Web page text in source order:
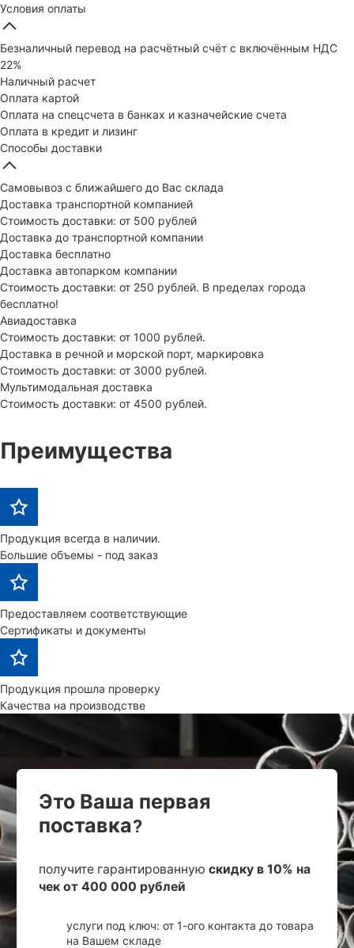
Условия оплаты
Безналичный перевод на расчётный счёт с включённым НДС
22%
Наличный расчет
Оплата картой
Оплата на спецсчета в банках и казначейские счета
Оплата в кредит и лизинг
Способы доставки
Самовывоз с ближайшего до Вас склада
Доставка транспортной компанией
Стоимость доставки: от 500 рублей
Доставка до транспортной компании
Доставка бесплатно
Доставка автопарком компании
Стоимость доставки: от 250 рублей. В пределах города
бесплатно!
Авиадоставка
Стоимость доставки: от 1000 рублей.
Доставка в речной и морской порт, маркировка
Стоимость доставки: от 3000 рублей.
Мультимодальная доставка
Стоимость доставки: от 4500 рублей.
Преимущества
Продукция всегда в наличии.
Большие объемы - под заказ
Предоставляем соответствующие
Сертификаты и документы
Продукция прошла проверку
Качества на производстве
Это Ваша первая
поставка?
получите гарантированную скидку в 10% на
чек от 400 000 рублей
услуги под ключ: от 1-ого контакта до товара
на Вашем складе